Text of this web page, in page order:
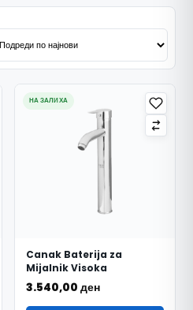
НА ЗАЛИХА
Canak Baterija za
Mijalnik Visoka
3.540,00 ден